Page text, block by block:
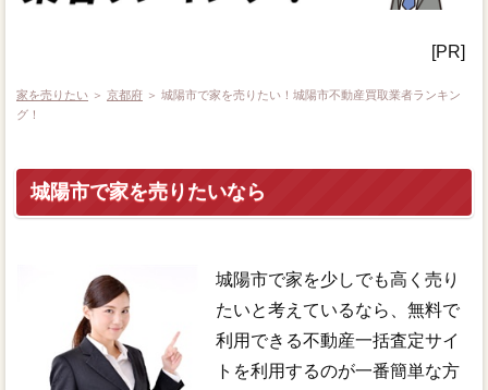
[PR]
家を売りたい ＞ 京都府 ＞ 城陽市で家を売りたい！城陽市不動産買取業者ランキン
グ！
城陽市で家を売りたいなら
城陽市で家を少しでも高く売り
たいと考えているなら、無料で
利用できる不動産一括査定サイ
トを利用するのが一番簡単な方